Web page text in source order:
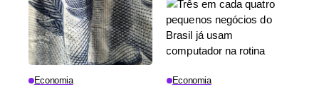
Economia Economia